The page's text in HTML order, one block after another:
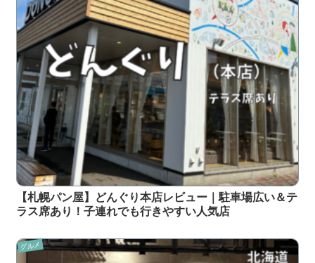
【札幌パン屋】どんぐり本店レビュー｜駐車場広い＆テ
ラス席あり！子連れでも行きやすい人気店
グルメ